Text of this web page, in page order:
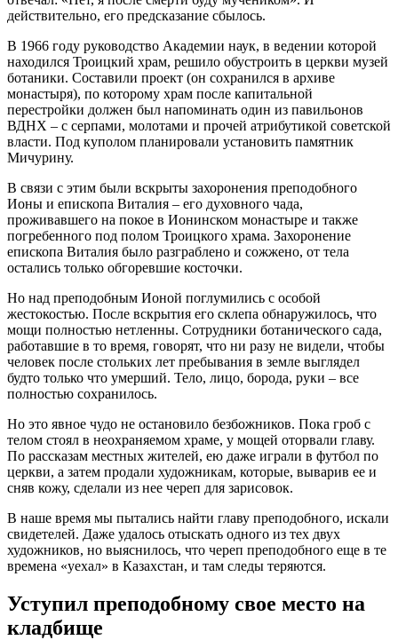
действительно, его предсказание сбылось.
В 1966 году руководство Академии наук, в ведении которой
находился Троицкий храм, решило обустроить в церкви музей
ботаники. Составили проект (он сохранился в архиве
монастыря), по которому храм после капитальной
перестройки должен был напоминать один из павильонов
ВДНХ – с серпами, молотами и прочей атрибутикой советской
власти. Под куполом планировали установить памятник
Мичурину.
В связи с этим были вскрыты захоронения преподобного
Ионы и епископа Виталия – его духовного чада,
проживавшего на покое в Ионинском монастыре и также
погребенного под полом Троицкого храма. Захоронение
епископа Виталия было разграблено и сожжено, от тела
остались только обгоревшие косточки.
Но над преподобным Ионой поглумились с особой
жестокостью. После вскрытия его склепа обнаружилось, что
мощи полностью нетленны. Сотрудники ботанического сада,
работавшие в то время, говорят, что ни разу не видели, чтобы
человек после стольких лет пребывания в земле выглядел
будто только что умерший. Тело, лицо, борода, руки – все
полностью сохранилось.
Но это явное чудо не остановило безбожников. Пока гроб с
телом стоял в неохраняемом храме, у мощей оторвали главу.
По рассказам местных жителей, ею даже играли в футбол по
церкви, а затем продали художникам, которые, выварив ее и
сняв кожу, сделали из нее череп для зарисовок.
В наше время мы пытались найти главу преподобного, искали
свидетелей. Даже удалось отыскать одного из тех двух
художников, но выяснилось, что череп преподобного еще в те
времена «уехал» в Казахстан, и там следы теряются.
Уступил преподобному свое место на
кладбище